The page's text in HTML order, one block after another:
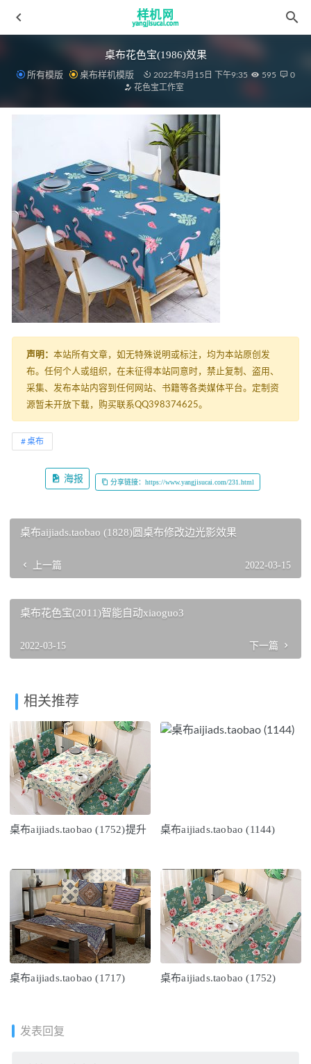
桌布花色宝(1986)效果
所有模版 桌布样机模版 2022年3月15日 下午9:35 595
0
花色宝工作室
声明： 本站所有文章，如无特殊说明或标注，均为本站原创发
布。任何个人或组织，在未征得本站同意时，禁止复制、盗用、
采集、发布本站内容到任何网站、书籍等各类媒体平台。定制资
源暂未开放下载，购买联系QQ398374625。
桌布
海报 分享链接：https://www.yangjisucai.com/231.html
桌布aijiads.taobao (1828)圆桌布修改边光影效果
上一篇 2022-03-15
桌布花色宝(2011)智能自动xiaoguo3
2022-03-15 下一篇
相关推荐
桌布aijiads.taobao (1752)提升 桌布aijiads.taobao (1144)
桌布aijiads.taobao (1717) 桌布aijiads.taobao (1752)
发表回复
凉席花色宝(2255)智能效果
2022-03-30
荷叶边aijiads.taobao (1021)_tn
2022-03-31
绗缝被
2022-03-19
全自动模板0528挂毯自动
2022-04-10
psd床模板侧面智能贴图模板
2022-04-10